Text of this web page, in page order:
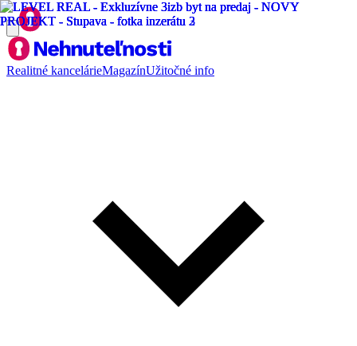
Realitné kancelárieMagazínUžitočné info